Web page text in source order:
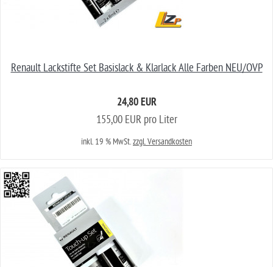
Renault Lackstifte Set Basislack & Klarlack Alle Farben NEU/OVP
24,80 EUR
155,00 EUR pro Liter
inkl. 19 % MwSt.zzgl. Versandkosten